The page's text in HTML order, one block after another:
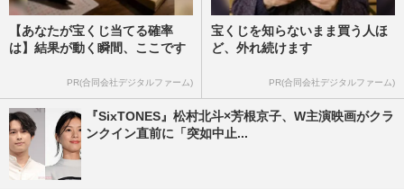
【あなたが宝くじ当てる確率
は】結果が動く瞬間、ここです
PR(合同会社デジタルファーム)
宝くじを知らないまま買う人ほ
ど、外れ続けます
PR(合同会社デジタルファーム)
『SixTONES』松村北斗×芳根京子、W主演映画がクラ
ンクイン直前に「突如中止...